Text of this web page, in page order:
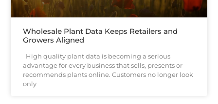
Wholesale Plant Data Keeps Retailers and
Growers Aligned
High quality plant data is becoming a serious
advantage for every business that sells, presents or
recommends plants online. Customers no longer look
only